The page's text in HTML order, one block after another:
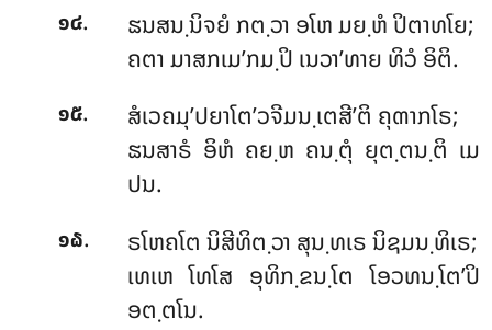
໑໔.
ຘນສນ຺ນິຈຍໍ ກຕ຺ວາ ອໂຫ ມຍ຺ຫໍ ປິຕາທໂຍ;
ຄຕາ ມາສກເມ’ກມ຺ປິ ເນວາ’ທາຍ ທິວໍ ອິຕິ.
໑໕.
ສໍເວຄມຸ’ປຍາໂຕ’ວຈີມນ຺ເຕສີ’ຕິ ຄຸຓາກໂຣ;
ຘນສາຣໍ ອິຫໍ ຄຍ຺ຫ ຄນ຺ຕຸໍ ຍຸຕ຺ຕນ຺ຕິ ເມ
ປນ.
໑໖.
ຣໂຫຄໂຕ ນິສີທິຕ຺ວາ ສຸນ຺ທເຣ ນິຊມນ຺ທິເຣ;
ເທເຫ ໂທໂສ ອຸທິກ຺ຂນ຺ໂຕ ໂອວທນ຺ໂຕ’ປິ
ອຕ຺ຕໂນ.